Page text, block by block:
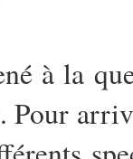
à la
Pour